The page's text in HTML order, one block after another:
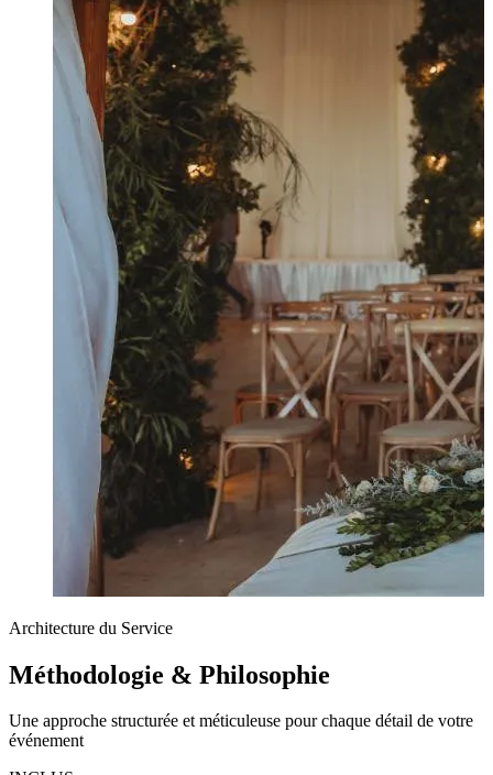
Architecture du Service
Méthodologie & Philosophie
Une approche structurée et méticuleuse pour chaque détail de votre
événement